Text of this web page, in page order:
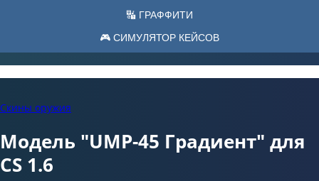
🔣 ГРАФФИТИ
🎮 СИМУЛЯТОР КЕЙСОВ
Скины оружия
Модель "UMP-45 Градиент" для
CS 1.6